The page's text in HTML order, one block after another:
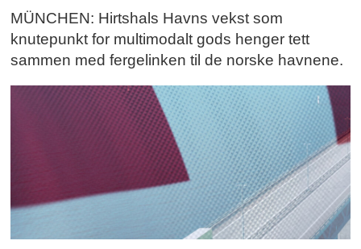
MÜNCHEN: Hirtshals Havns vekst som
knutepunkt for multimodalt gods henger tett
sammen med fergelinken til de norske havnene.